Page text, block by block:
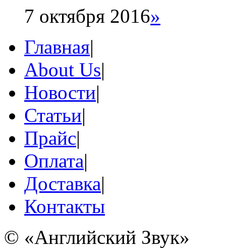
7 октября 2016»
Главная|
About Us|
Новости|
Статьи|
Прайс|
Оплата|
Доставка|
Контакты
© «Английский Звук»